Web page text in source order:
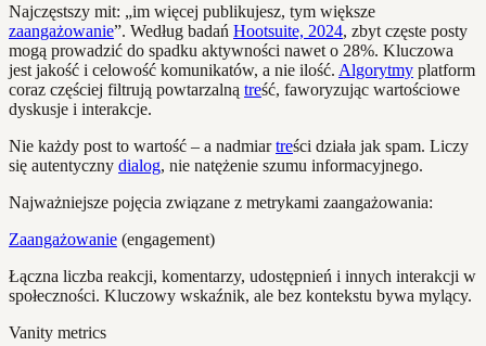
Najczęstszy mit: „im więcej publikujesz, tym większe
zaangażowanie”. Według badań Hootsuite, 2024, zbyt częste posty
mogą prowadzić do spadku aktywności nawet o 28%. Kluczowa
jest jakość i celowość komunikatów, a nie ilość. Algorytmy platform
coraz częściej filtrują powtarzalną treść, faworyzując wartościowe
dyskusje i interakcje.
Nie każdy post to wartość – a nadmiartreści działa jak spam. Liczy
się autentyczny dialog, nie natężenie szumu informacyjnego.
Najważniejsze pojęcia związane z metrykami zaangażowania:
Zaangażowanie (engagement)
Łączna liczba reakcji, komentarzy, udostępnień i innych interakcji w
społeczności. Kluczowy wskaźnik, ale bez kontekstu bywa mylący.
Vanity metrics